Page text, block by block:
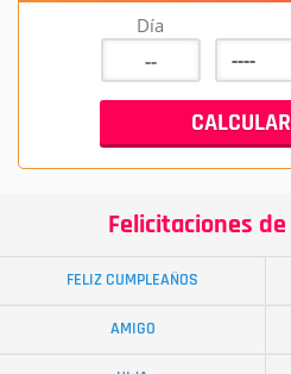
Día
Felicitaciones
FELIZ CUMPLEAÑOS
AMIGO